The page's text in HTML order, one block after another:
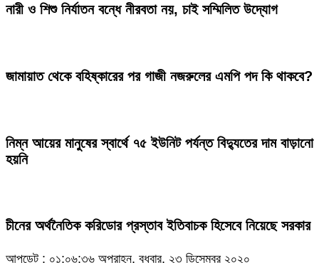
নারী ও শিশু নির্যাতন বন্ধে নীরবতা নয়, চাই সম্মিলিত উদ্যোগ
জামায়াত থেকে বহিষ্কারের পর গাজী নজরুলের এমপি পদ কি থাকবে?
নিম্ন আয়ের মানুষের স্বার্থে ৭৫ ইউনিট পর্যন্ত বিদ্যুতের দাম বাড়ানো
হয়নি
চীনের অর্থনৈতিক করিডোর প্রস্তাব ইতিবাচক হিসেবে নিয়েছে সরকার
আপডেট : ০১:০৬:৩৬ অপরাহ্ন, বুধবার, ২৩ ডিসেম্বর ২০২০